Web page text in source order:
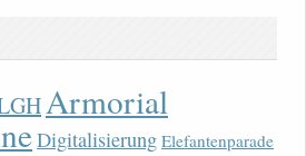
Armorial
Digitalisierung Elefantenparade